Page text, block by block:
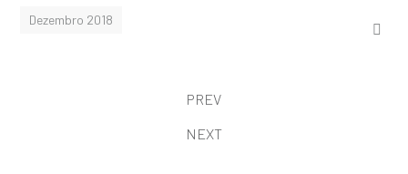
Dezembro 2018
PREV
NEXT